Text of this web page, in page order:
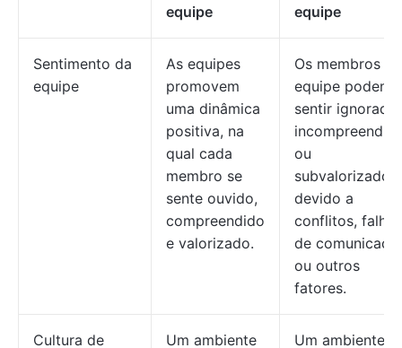
equipe
equipe
Sentimento da
equipe
As equipes
promovem
uma dinâmica
positiva, na
qual cada
membro se
sente ouvido,
compreendido
e valorizado.
Os membros da
equipe podem
sentir
ou
subvalorizados
devido a
conflitos, falhas
de
ou outros
fatores.
Cultura de
Um ambiente
Um ambiente